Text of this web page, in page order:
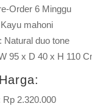
Order 6 Minggu
mahoni
Natural duo tone
95 x D 40 x H 110
Rp 2.320.000